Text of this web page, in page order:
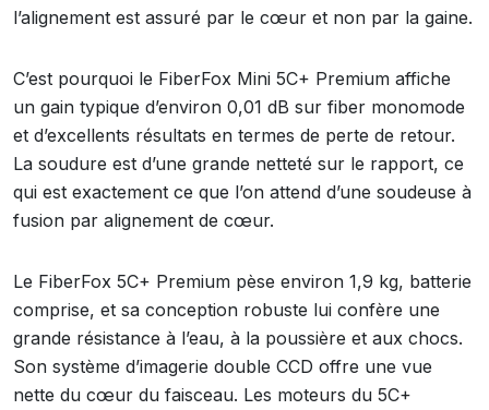
l’alignement est assuré par le cœur et non par la gaine.
C’est pourquoi le FiberFox Mini 5C+ Premium affiche
un gain typique d’environ 0,01 dB sur fiber monomode
et d’excellents résultats en termes de perte de retour.
La soudure est d’une grande netteté sur le rapport, ce
qui est exactement ce que l’on attend d’une soudeuse à
fusion par alignement de cœur.
Le FiberFox 5C+ Premium pèse environ 1,9 kg, batterie
comprise, et sa conception robuste lui confère une
grande résistance à l’eau, à la poussière et aux chocs.
Son système d’imagerie double CCD offre une vue
nette du cœur du faisceau. Les moteurs du 5C+